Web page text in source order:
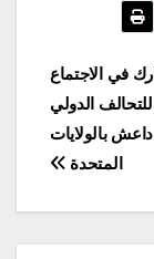
في الاجتماع
للتحالف الدولي
بالولايات
المتحدة